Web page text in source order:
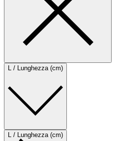
L / Lunghezza (cm)
L / Lunghezza (cm)